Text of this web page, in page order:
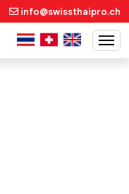
info@swissthaipro.ch